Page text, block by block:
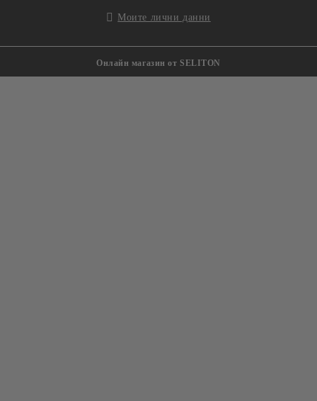
Моите лични данни
Онлайн магазин от SELITON